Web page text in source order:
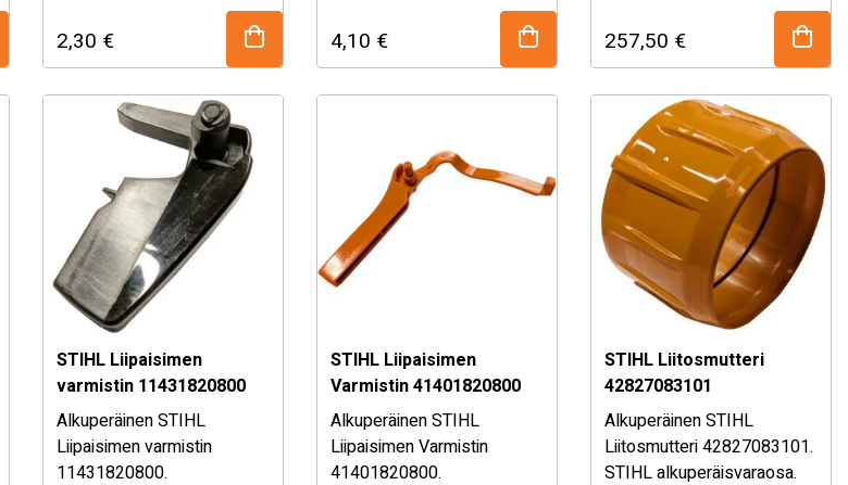
Mikäli olet epävarma
osan sopivuudesta, kysy
myymälästämme!
2,30 €
osan sopivuudesta, kysy
myymälästämme!
4,10 €
Katso sopivuustaulukko
alhaalta!
Mikäli olet epävarma
osan sopivuudesta, kysy
myymälästämme!
257,50 €
STIHL Liipaisimen
varmistin 11431820800
Alkuperäinen STIHL
Liipaisimen varmistin
11431820800.
STIHL Liipaisimen
Varmistin 41401820800
Alkuperäinen STIHL
Liipaisimen Varmistin
41401820800.
STIHL Liitosmutteri
42827083101
Alkuperäinen STIHL
Liitosmutteri 42827083101.
STIHL alkuperäisvaraosa.